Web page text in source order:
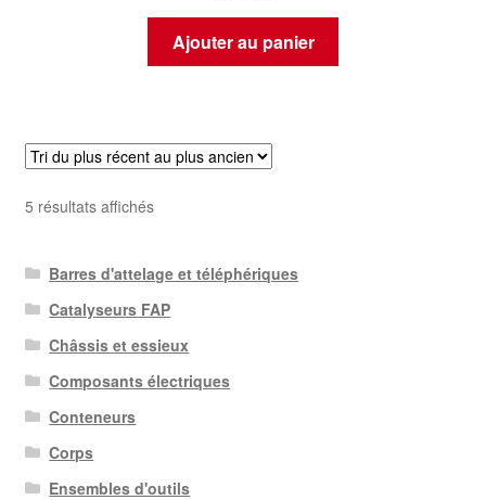
Ajouter au panier
5 résultats affichésTrié
récent
au
plus
ancien
Barres d'attelage et téléphériques
Catalyseurs FAP
Châssis et essieux
Composants électriques
Conteneurs
Corps
Ensembles d'outils